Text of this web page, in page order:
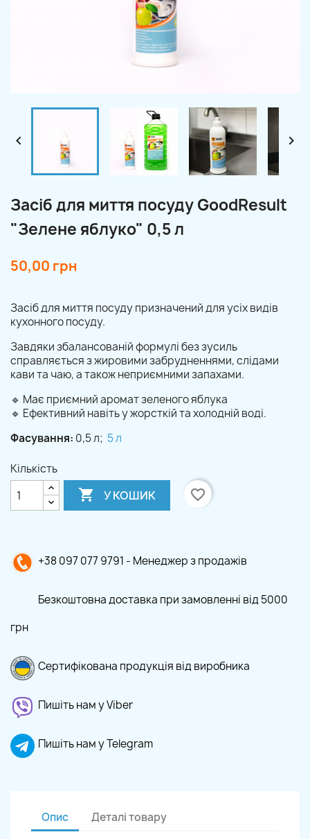
 
Засіб для миття посуду GoodResult
"Зелене яблуко" 0,5 л
50,00 грн
Засіб для миття посуду призначений для усіх видів
кухонного посуду.
Завдяки збалансованій формулі без зусиль
справляється з жировими забрудненнями, слідами
кави та чаю, а також неприємними запахами.
🔹 Має приємний аромат зеленого яблука
🔹 Ефективний навіть у жорсткій та холодній воді.
Фасування: 0,5 л; 5 л
Кількість
 У КОШИК favorite_border
+38 097 077 9791 - Менеджер з продажів
Безкоштовна доставка при замовленні від 5000
грн
Сертифікована продукція від виробника
Пишіть нам у Viber
Пишіть нам у Telegram
Опис Деталі товару